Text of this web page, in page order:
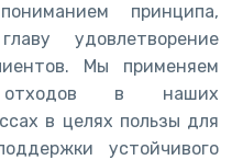
принципа,
удовлетворение
Мы применяем
отходов в наших
в целях пользы для
устойчивого